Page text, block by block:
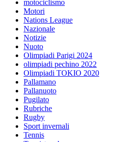
motociclismo
Motori
Nations League
Nazionale
Notizie
Nuoto
Olimpiadi Parigi 2024
olimpiadi pechino 2022
Olimpiadi TOKIO 2020
Pallamano
Pallanuoto
Pugilato
Rubriche
Rugby
Sport invernali
Tennis